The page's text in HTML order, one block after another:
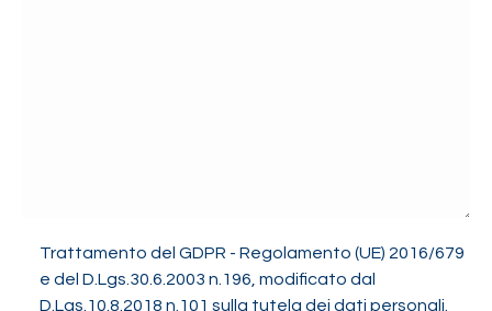
Trattamento del GDPR - Regolamento (UE) 2016/679
e del D.Lgs.30.6.2003 n.196, modificato dal
D.Lgs.10.8.2018 n.101 sulla tutela dei dati personali.